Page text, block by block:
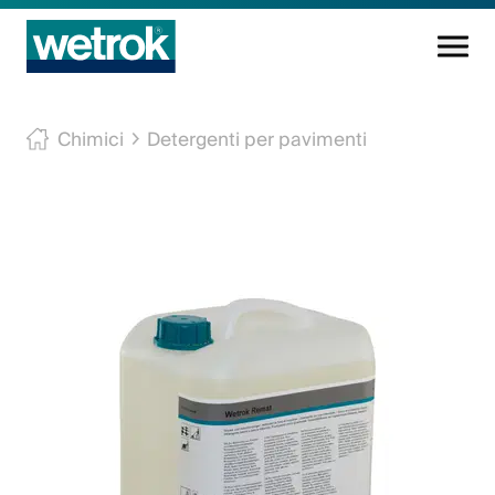
Prodotti di pulizia
Conoscenza
Chimici Detergenti per pavimenti